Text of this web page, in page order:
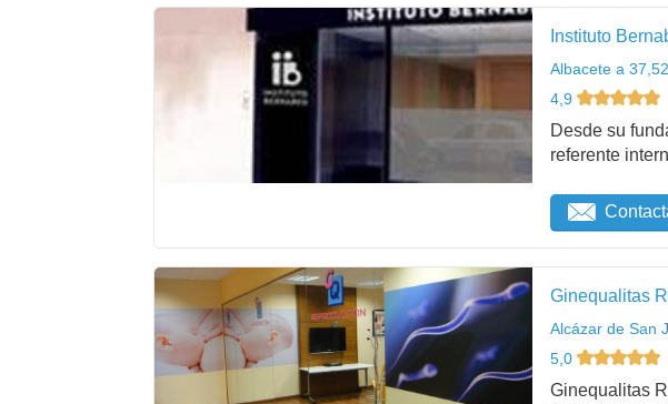
Instituto
Albacete a
4,9
Desde su
referente
Ginequalitas
Alcázar de San
5,0
Ginequalitas